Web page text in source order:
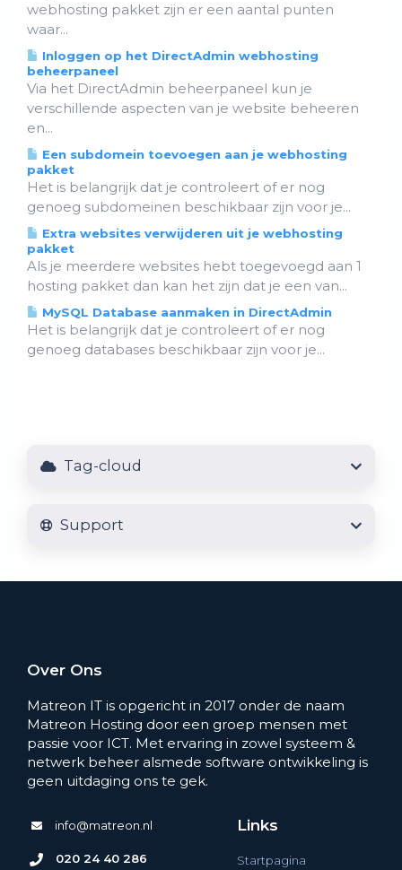
webhosting pakket zijn er een aantal punten
waar...
Inloggen op het DirectAdmin webhosting
beheerpaneel
Via het DirectAdmin beheerpaneel kun je
verschillende aspecten van je website beheeren
en...
Een subdomein toevoegen aan je webhosting
pakket
Het is belangrijk dat je controleert of er nog
genoeg subdomeinen beschikbaar zijn voor je...
Extra websites verwijderen uit je webhosting
pakket
Als je meerdere websites hebt toegevoegd aan 1
hosting pakket dan kan het zijn dat je een van...
MySQL Database aanmaken in DirectAdmin
Het is belangrijk dat je controleert of er nog
genoeg databases beschikbaar zijn voor je...
Tag-cloud
Support
Over Ons
Matreon IT is opgericht in 2017 onder de naam
Matreon Hosting door een groep mensen met
passie voor ICT. Met ervaring in zowel systeem &
netwerk beheer alsmede software ontwikkeling is
geen uitdaging ons te gek.
info@matreon.nl
020 24 40 286
Links
Startpagina